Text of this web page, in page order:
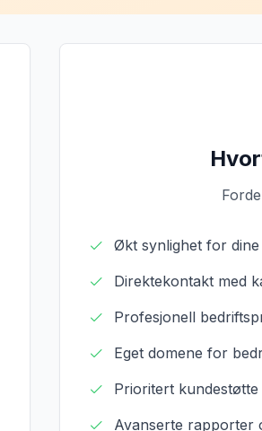
Økt synlighet for
Direktekontakt med
Profesjonell
Eget domene for
Prioritert kundestøtte
Avanserte rapporter